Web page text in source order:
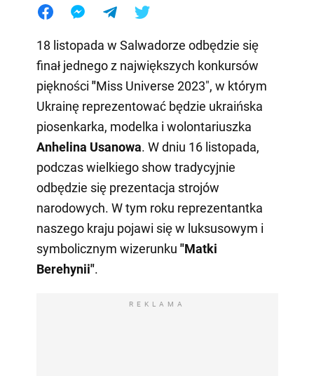
18 listopada w Salwadorze odbędzie się
finał jednego z największych konkursów
piękności "Miss Universe 2023", w którym
Ukrainę reprezentować będzie ukraińska
piosenkarka, modelka i wolontariuszka
Anhelina Usanowa. W dniu 16 listopada,
podczas wielkiego show tradycyjnie
odbędzie się prezentacja strojów
narodowych. W tym roku reprezentantka
naszego kraju pojawi się w luksusowym i
symbolicznym wizerunku "Matki
Berehynii".
REKLAMA